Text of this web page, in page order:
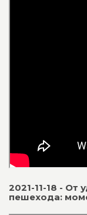
2021-11-18 -
пешехода: